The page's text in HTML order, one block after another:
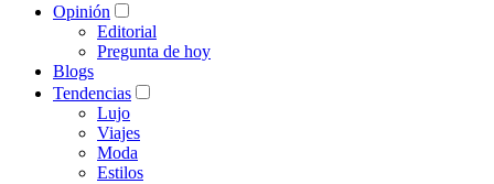
Opinión
Editorial
Pregunta de hoy
Blogs
Tendencias
Lujo
Viajes
Moda
Estilos